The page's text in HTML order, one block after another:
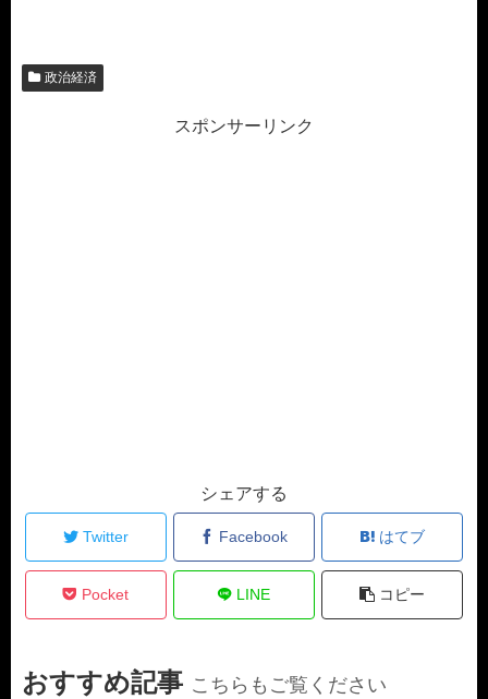
政治経済
スポンサーリンク
シェアする
Twitter Facebook はてブ
Pocket LINE コピー
おすすめ記事 こちらもご覧ください